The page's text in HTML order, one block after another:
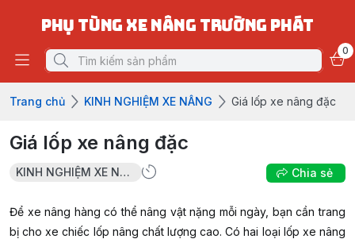
PHỤ TÙNG XE NÂNG TRƯỜNG PHÁT
0
Trang chủ KINH NGHIỆM XE NÂNG Giá lốp xe nâng đặc
Giá lốp xe nâng đặc
KINH NGHIỆM XE NÂNG Chia sẻ
Để xe nâng hàng có thể nâng vật nặng mỗi ngày, bạn cần trang
bị cho xe chiếc lốp nâng chất lượng cao. Có hai loại lốp xe nâng